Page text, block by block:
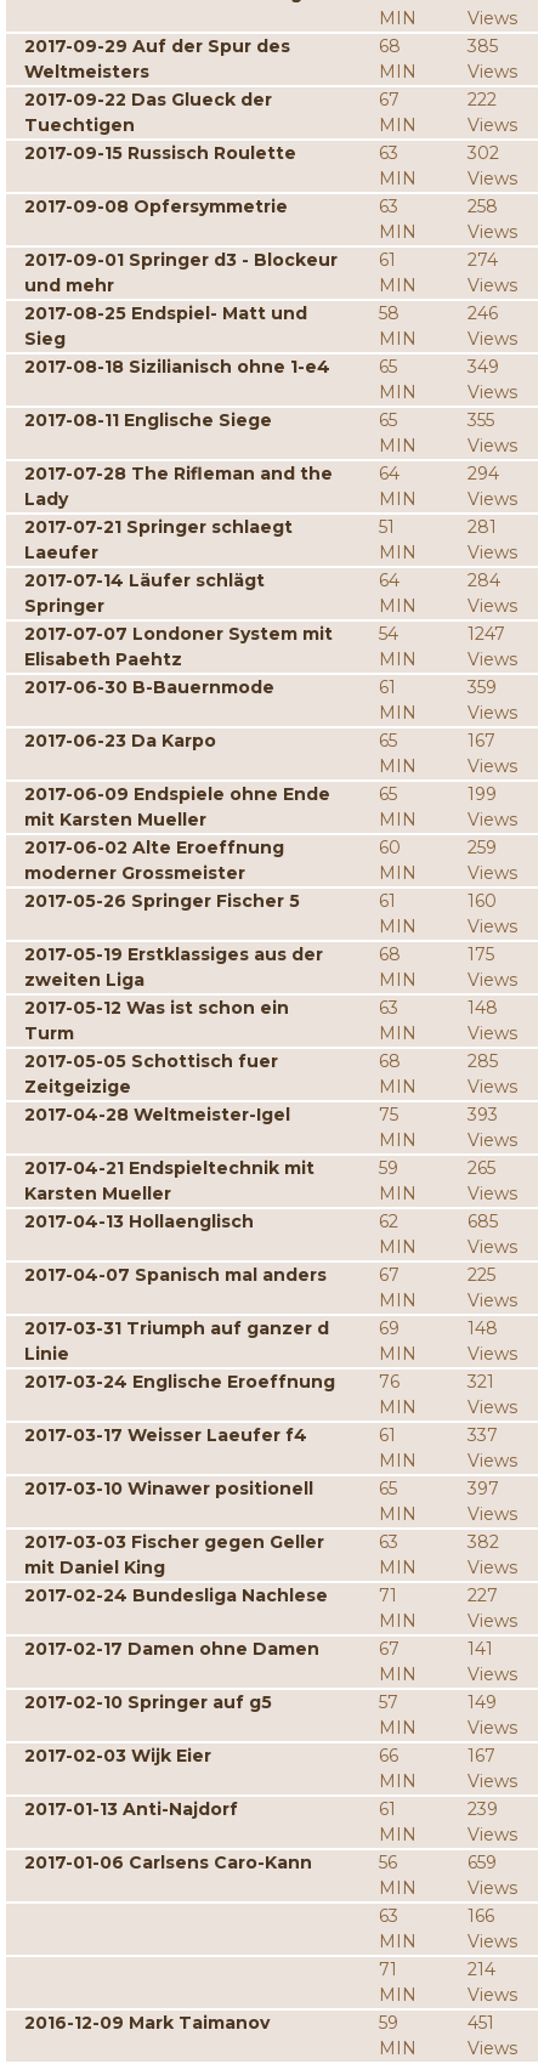
MIN
Views
2017-09-29 Auf der Spur des
Weltmeisters
68
MIN
385
Views
2017-09-22 Das Glueck der
Tuechtigen
67
MIN
222
Views
2017-09-15 Russisch Roulette
63
MIN
302
Views
2017-09-08 Opfersymmetrie
63
MIN
258
Views
2017-09-01 Springer d3 - Blockeur
und mehr
61
MIN
274
Views
2017-08-25 Endspiel- Matt und
Sieg
58
MIN
246
Views
2017-08-18 Sizilianisch ohne 1-e4
65
MIN
349
Views
2017-08-11 Englische Siege
65
MIN
355
Views
2017-07-28 The Rifleman and the
Lady
64
MIN
294
Views
2017-07-21 Springer schlaegt
Laeufer
51
MIN
281
Views
2017-07-14 Läufer schlägt
Springer
64
MIN
284
Views
2017-07-07 Londoner System mit
Elisabeth Paehtz
54
MIN
1247
Views
2017-06-30 B-Bauernmode
61
MIN
359
Views
2017-06-23 Da Karpo
65
MIN
167
Views
2017-06-09 Endspiele ohne Ende
mit Karsten Mueller
65
MIN
199
Views
2017-06-02 Alte Eroeffnung
moderner Grossmeister
60
MIN
259
Views
2017-05-26 Springer Fischer 5
61
MIN
160
Views
2017-05-19 Erstklassiges aus der
zweiten Liga
68
MIN
175
Views
2017-05-12 Was ist schon ein
Turm
63
MIN
148
Views
2017-05-05 Schottisch fuer
Zeitgeizige
68
MIN
285
Views
2017-04-28 Weltmeister-Igel
75
MIN
393
Views
2017-04-21 Endspieltechnik mit
Karsten Mueller
59
MIN
265
Views
2017-04-13 Hollaenglisch
62
MIN
685
Views
2017-04-07 Spanisch mal anders
67
MIN
225
Views
2017-03-31 Triumph auf ganzer d
Linie
69
MIN
148
Views
2017-03-24 Englische Eroeffnung
76
MIN
321
Views
2017-03-17 Weisser Laeufer f4
61
MIN
337
Views
2017-03-10 Winawer positionell
65
MIN
397
Views
2017-03-03 Fischer gegen Geller
mit Daniel King
63
MIN
382
Views
2017-02-24 Bundesliga Nachlese
71
MIN
227
Views
2017-02-17 Damen ohne Damen
67
MIN
141
Views
2017-02-10 Springer auf g5
57
MIN
149
Views
2017-02-03 Wijk Eier
66
MIN
167
Views
2017-01-13 Anti-Najdorf
61
MIN
239
Views
2017-01-06 Carlsens Caro-Kann
56
MIN
659
Views
63
MIN
166
Views
71
MIN
214
Views
2016-12-09 Mark Taimanov
59
MIN
451
Views